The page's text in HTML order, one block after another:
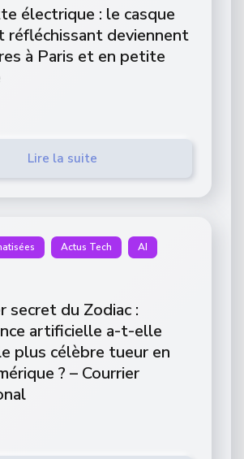
électrique : le casque
réfléchissant deviennent
à Paris et en petite
Lire la suite
Actus Tech AI
secret du Zodiac :
artificielle a-t-elle
plus célèbre tueur en
? – Courrier